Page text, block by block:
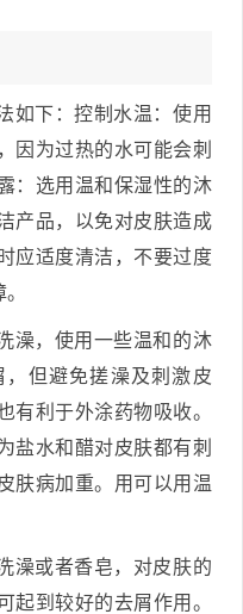
如下：控制水温：使用
因为过热的水可能会刺
：选用温和保湿性的沐
产品，以免对皮肤造成
应适度清洁，不要过度
澡，使用一些温和的沐
但避免搓澡及刺激皮
有利于外涂药物吸收。
盐水和醋对皮肤都有刺
肤病加重。用可以用温
澡或者香皂，对皮肤的
起到较好的去屑作用。